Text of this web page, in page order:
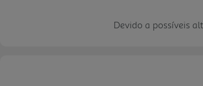
Devido a possíveis